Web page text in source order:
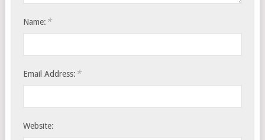
Name: *
Email Address: *
Website: